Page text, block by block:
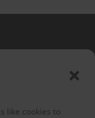
like cookies to